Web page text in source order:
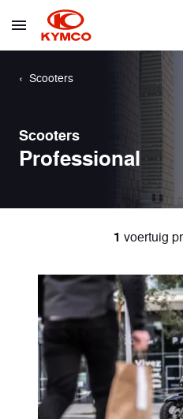
Scooters
Scooters
Professional
1 voertuig